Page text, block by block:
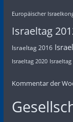
Europäischer
Israeltag
Israeltag 2016
Israeltag 2020 Israeltag
Kommentar der